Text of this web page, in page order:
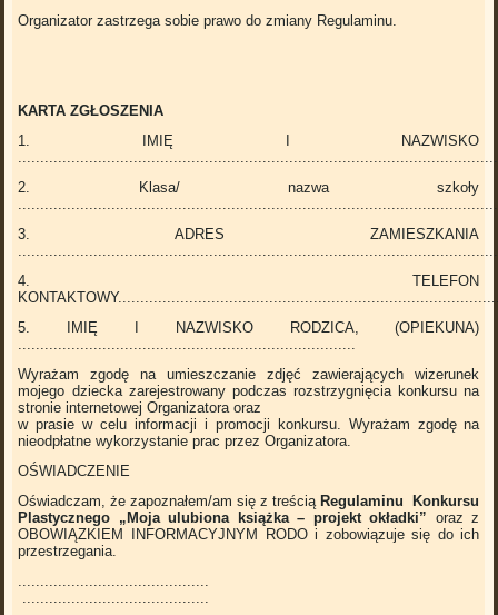
Organizator zastrzega sobie prawo do zmiany Regulaminu.
KARTA ZGŁOSZENIA
1. IMIĘ I NAZWISKO
2. Klasa/ nazwa szkoły
3. ADRES ZAMIESZKANIA
4. TELEFON
5. IMIĘ I NAZWISKO RODZICA, (OPIEKUNA)
Wyrażam zgodę na umieszczanie zdjęć zawierających wizerunek
mojego dziecka zarejestrowany podczas rozstrzygnięcia konkursu na
stronie internetowej Organizatora oraz
w prasie w celu informacji i promocji konkursu. Wyrażam zgodę na
nieodpłatne wykorzystanie prac przez Organizatora.
OŚWIADCZENIE
Oświadczam, że zapoznałem/am się z treściąRegulaminu Konkursu
Plastycznego „Moja ulubiona książka – projekt okładki” oraz z
OBOWIĄZKIEM INFORMACYJNYM RODO i zobowiązuje się do ich
przestrzegania.